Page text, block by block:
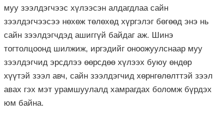
муу зээлдэгчээс хүлээсэн алдагдлаа сайн
зээлдэгчээсээ нөхөж төлөхөд хүргэлэг бөгөөд энэ нь
сайн зээлдэгчдэд ашиггүй байдаг аж. Шинэ
тогтолцоонд шилжиж, иргэдийг оноожуулснаар муу
зээлдэгчид эрсдлээ өөрсдөө хүлээх буюу өндөр
хүүтэй зээл авч, сайн зээлдэгчид хөрнгөлөлттэй зээл
авах гэх мэт урамшуулалд хамрагдах боломж бүрдэх
юм байна.